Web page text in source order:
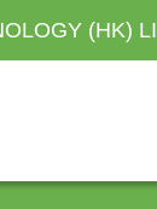
(HK)